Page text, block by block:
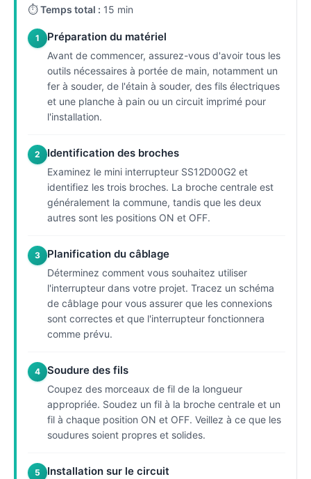
⏱Temps total : 15 min
1 Préparation du matériel
Avant de commencer, assurez-vous d'avoir tous les
outils nécessaires à portée de main, notamment un
fer à souder, de l'étain à souder, des fils électriques
et une planche à pain ou un circuit imprimé pour
l'installation.
2 Identification des broches
Examinez le mini interrupteur SS12D00G2 et
identifiez les trois broches. La broche centrale est
généralement la commune, tandis que les deux
autres sont les positions ON et OFF.
3 Planification du câblage
Déterminez comment vous souhaitez utiliser
l'interrupteur dans votre projet. Tracez un schéma
de câblage pour vous assurer que les connexions
sont correctes et que l'interrupteur fonctionnera
comme prévu.
4 Soudure des fils
Coupez des morceaux de fil de la longueur
appropriée. Soudez un fil à la broche centrale et un
fil à chaque position ON et OFF. Veillez à ce que les
soudures soient propres et solides.
5 Installation sur le circuit